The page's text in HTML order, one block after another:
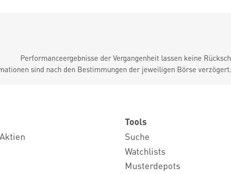
Performanceergebnisse der Vergangenheit lassen keine
sind nach den Bestimmungen der jeweiligen Börse
Tools
Suche
Watchlists
Musterdepots